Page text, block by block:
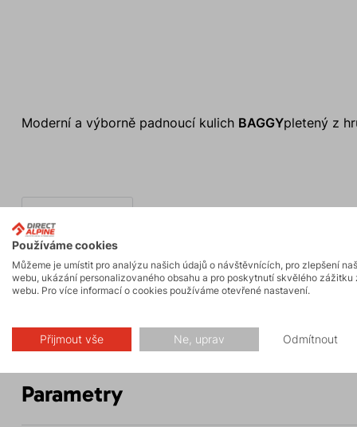
Moderní a výborně padnoucí kulich BAGGYpletený z
Parametry
Používáme cookies
Můžeme je umístit pro analýzu našich údajů o návštěvnících, pro zlepšení
webu, ukázání personalizovaného obsahu a pro poskytnutí skvělého zážitku
webu. Pro více informací o cookies používáme otevřené nastavení.
Přijmout vše Ne, uprav Odmítnout